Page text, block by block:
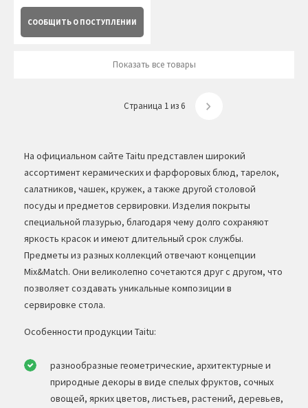
СООБЩИТЬ О ПОСТУПЛЕНИИ
Показать все товары
Страница 1 из 6
На официальном сайте Taitu представлен широкий
ассортимент керамических и фарфоровых блюд, тарелок,
салатников, чашек, кружек, а также другой столовой
посуды и предметов сервировки. Изделия покрыты
специальной глазурью, благодаря чему долго сохраняют
яркость красок и имеют длительный срок службы.
Предметы из разных коллекций отвечают концепции
Mix&Match. Они великолепно сочетаются друг с другом, что
позволяет создавать уникальные композиции в
сервировке стола.
Особенности продукции Taitu:
разнообразные геометрические, архитектурные и
природные декоры в виде спелых фруктов, сочных
овощей, ярких цветов, листьев, растений, деревьев,